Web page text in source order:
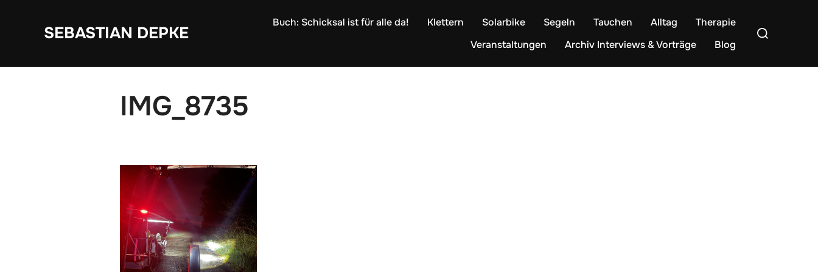
SEBASTIAN DEPKE
Buch: Schicksal ist für alle da! Klettern Solarbike Segeln Tauchen Alltag
Therapie
Veranstaltungen
Archiv Interviews & Vorträge Blog
Suchen
IMG_8735